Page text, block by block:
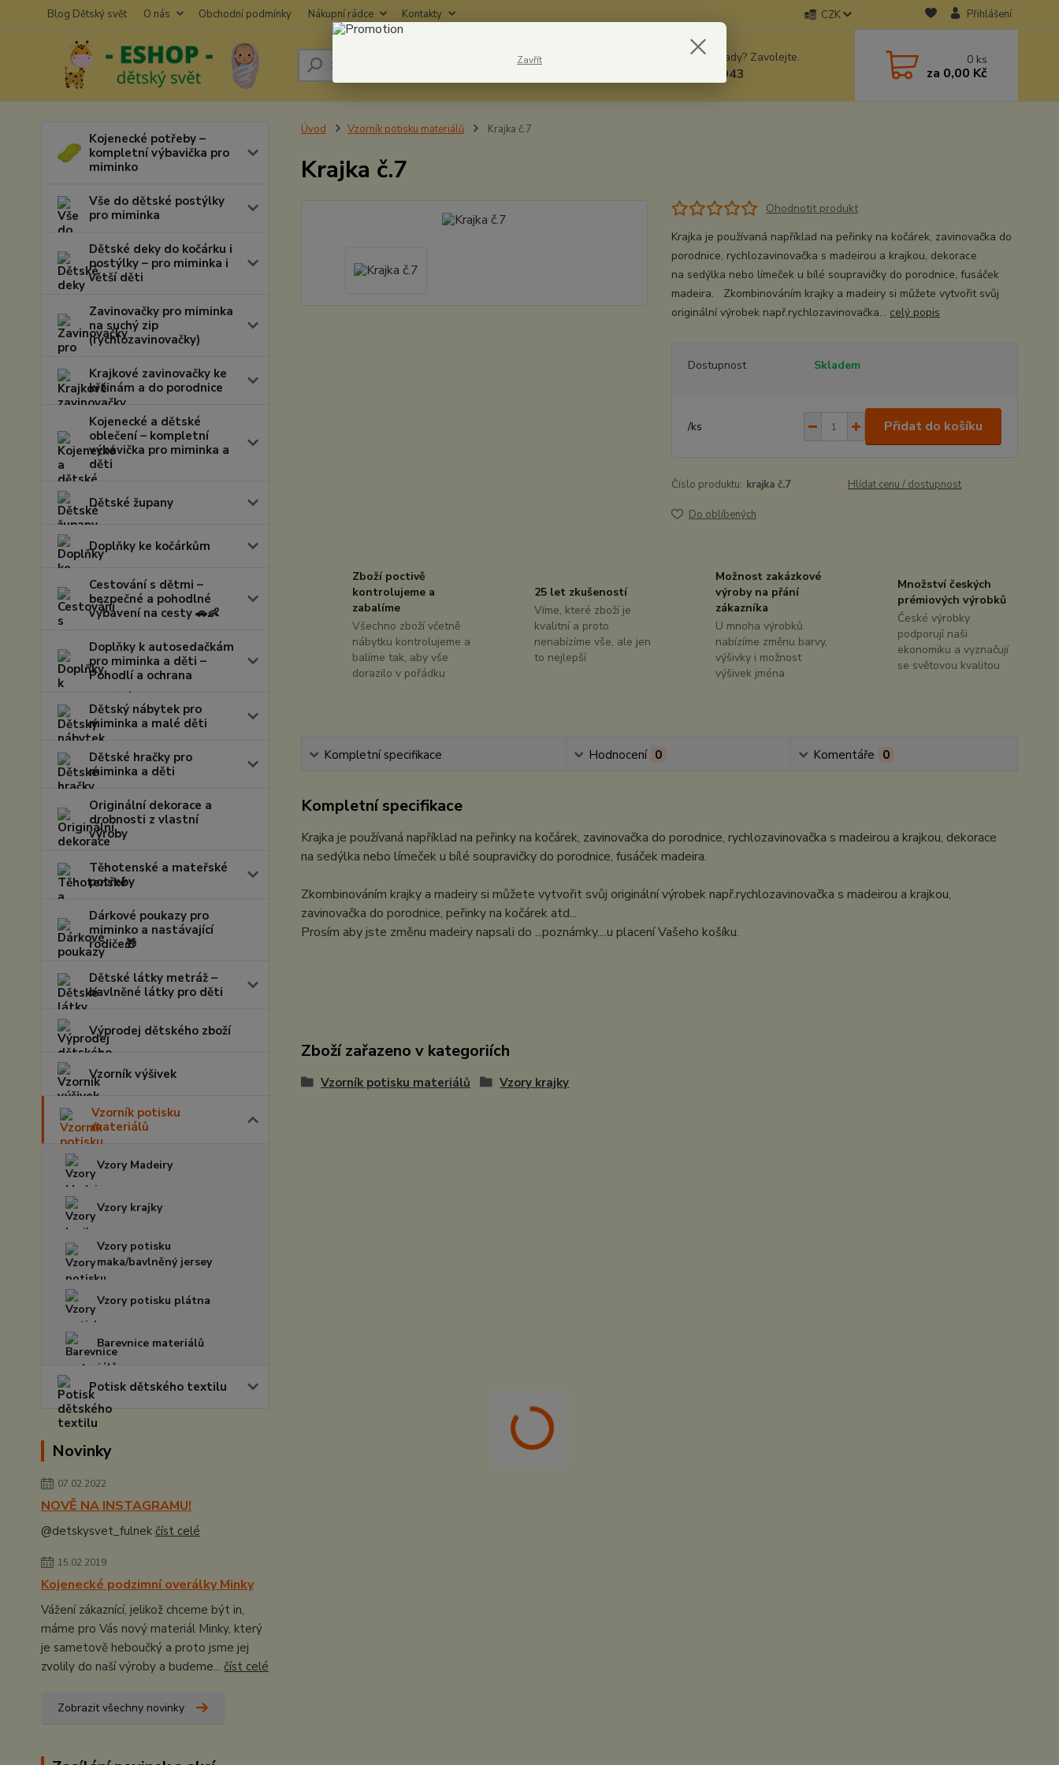
Blog Dětský svět O nás Obchodní podmínky Nákupní rádce Kontakty CZK Přihlášení
Hledat Nevíte si rady? Zavolejte.
604278943
0 ks
za 0,00 Kč
Kojenecké potřeby –
kompletní výbavička pro
miminko
Vše do dětské postýlky
pro miminka
Dětské deky do kočárku i
postýlky – pro miminka i
větší děti
Zavinovačky pro miminka
na suchý zip
(rychlozavinovačky)
Krajkové zavinovačky ke
křtinám a do porodnice
Kojenecké a dětské
oblečení – kompletní
výbavička pro miminka a
děti
Dětské župany
Doplňky ke kočárkům
Cestování s dětmi –
bezpečné a pohodlné
vybavení na cesty 🚗👶
Doplňky k autosedačkám
pro miminka a děti –
Pohodlí a ochrana
Dětský nábytek pro
miminka a malé děti
Dětské hračky pro
miminka a děti
Originální dekorace a
drobnosti z vlastní
výroby
Těhotenské a mateřské
potřeby
Dárkové poukazy pro
miminko a nastávající
rodiče🎁
Dětské látky metráž –
bavlněné látky pro děti
Výprodej dětského zboží
Vzorník výšivek
Vzorník potisku
materiálů
Vzory Madeiry
Vzory krajky
Vzory potisku
maka/bavlněný jersey
Vzory potisku plátna
Barevnice materiálů
Potisk dětského textilu
Novinky
07.02.2022
NOVĚ NA INSTAGRAMU!
@detskysvet_fulnek číst celé
15.02.2019
Kojenecké podzimní overálky Minky
Vážení zákaznící, jelikož chceme být in,
máme pro Vás nový materiál Minky, který
je sametově heboučký a proto jsme jej
zvolily do naší výroby a budeme... číst celé
Zobrazit všechny novinky
Úvod Vzorník potisku materiálů Krajka č.7
Krajka č.7
Ohodnotit produkt
Krajka je používaná například na peřinky na kočárek, zavinovačka do
porodnice, rychlozavinovačka s madeirou a krajkou, dekorace
na sedýlka nebo límeček u bílé soupravičky do porodnice, fusáček
madeira. Zkombinováním krajky a madeiry si můžete vytvořit svůj
originální výrobek např.rychlozavinovačka... celý popis
Dostupnost Skladem
/ks Přidat do košíku
Číslo produktu: krajka č.7 Hlídat cenu / dostupnost
Do oblíbených
Zboží poctivě
kontrolujeme a
zabalíme
Všechno zboží včetně
nábytku kontrolujeme a
balíme tak, aby vše
dorazilo v pořádku
25 let zkušeností
Víme, které zboží je
kvalitní a proto
nenabízíme vše, ale jen
to nejlepší
Možnost zakázkové
výroby na přání
zákazníka
U mnoha výrobků
nabízíme změnu barvy,
výšivky i možnost
výšivek jména
Množství českých
prémiových výrobků
České výrobky
podporují naši
ekonomiku a vyznačují
se světovou kvalitou
Kompletní specifikace Hodnocení 0 Komentáře 0
Kompletní specifikace
Krajka je používaná například na peřinky na kočárek, zavinovačka do porodnice, rychlozavinovačka s madeirou a krajkou, dekorace
na sedýlka nebo límeček u bílé soupravičky do porodnice, fusáček madeira.
Zkombinováním krajky a madeiry si můžete vytvořit svůj originální výrobek např.rychlozavinovačka s madeirou a krajkou,
zavinovačka do porodnice, peřinky na kočárek atd...
Prosím aby jste změnu madeiry napsali do ...poznámky....u placení Vašeho košíku.
Zboží zařazeno v kategoriích
Vzorník potisku materiálů Vzory krajky
Zavřít